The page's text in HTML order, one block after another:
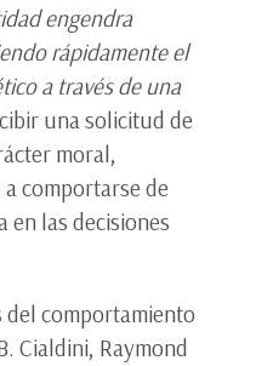
engendra
rápidamente el
a través de una
una solicitud de
moral,
comportarse de
en las decisiones
del comportamiento
Cialdini, Raymond